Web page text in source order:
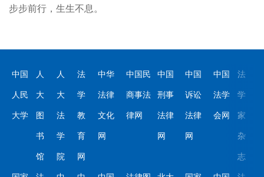
步步前行，生生不息。
中国
人民
大学
人
大
图
书
馆
人
大
法
学
院
法
学
教
育
网
中华
法律
文化
网
中国民
商事法
律网
中国
刑事
法律
网
中国
诉讼
法律
网
中国
法学
会网
法
学
家
杂
志